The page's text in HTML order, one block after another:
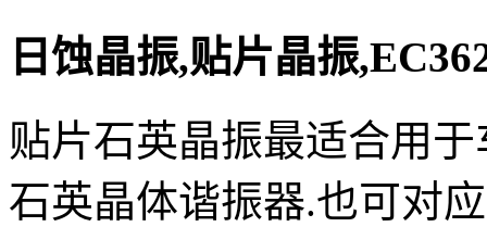
日蚀晶振,贴片晶振
贴片石英晶振最适合用
石英晶体谐振器.也可对